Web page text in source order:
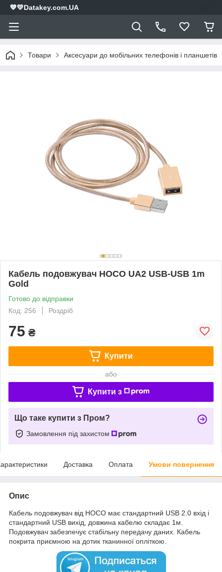
💙💛Datakey.com.UA
Товари Аксесуари до мобільних телефонів і планшетів
Кабель подовжувач HOCO UA2 USB-USB 1m
Gold
Готово до відправки
Код: 256
Роздріб
75 ₴
Купити
або
Купити з
Що таке купити з Пром?
Замовлення під захистом
Доставка Оплата Умови повернення
Опис
Кабель подовжувач від HOCO має стандартний USB 2.0 вхід і
стандартний USB вихід, довжина кабелю складає 1м.
Подовжувач забезпечує стабільну передачу даних. Кабель
покрита приємною на дотик тканинної опліткою.